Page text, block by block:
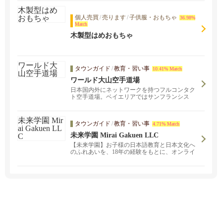
個人売買 /売ります/子供服・おもちゃ
36.98%
Match
木製型はめおもちゃ
タウンガイド /教育・習い事 10.41% Match
ワールド大山空手道場
日本国内外にネットワークを持つフルコンタク
ト空手道場。ベイエリアではサンフランシス
ちが稽古しています。見学・体験ご希望の方は
お気軽にご連絡ください。
タウンガイド /教育・習い事 4.71% Match
未来学園 Mirai Gakuen LLC
【未来学園】お子様の日本語教育と日本文化へ
のふれあいを、18年の経験をもとに、オンライ